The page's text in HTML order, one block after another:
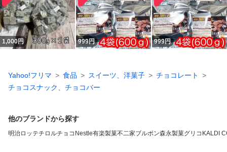
1,000円 999円 999円
Yahoo!フリマ 食品 スイーツ、洋菓子
チョコレート
チョコスナック、チョコバー
他のブランドから探す
明治ロッテチロルチョコ Nestle有楽製菓不二家ブルボン森永製菓グリコ KALDI